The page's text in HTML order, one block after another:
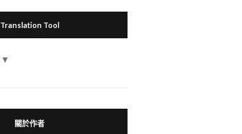
Translation Tool
▼
關於作者